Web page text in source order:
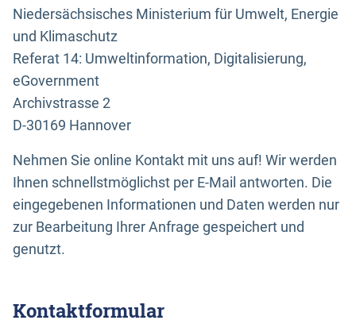
Niedersächsisches Ministerium für Umwelt, Energie
und Klimaschutz
Referat 14: Umweltinformation, Digitalisierung,
eGovernment
Archivstrasse 2
D-30169 Hannover
Nehmen Sie online Kontakt mit uns auf! Wir werden
Ihnen schnellstmöglichst per E-Mail antworten. Die
eingegebenen Informationen und Daten werden nur
zur Bearbeitung Ihrer Anfrage gespeichert und
genutzt.
Kontaktformular